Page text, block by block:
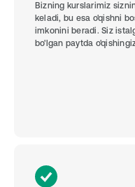
Bizning kurslarimiz
keladi, bu esa o'qishni
imkonini beradi. Siz
bo'lgan paytda